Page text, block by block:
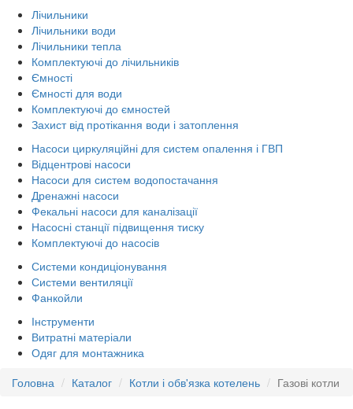
Лічильники
Лічильники води
Лічильники тепла
Комплектуючі до лічильників
Ємності
Ємності для води
Комплектуючі до ємностей
Захист від протікання води і затоплення
Насоси циркуляційні для систем опалення і ГВП
Відцентрові насоси
Насоси для систем водопостачання
Дренажні насоси
Фекальні насоси для каналізації
Насосні станції підвищення тиску
Комплектуючі до насосів
Системи кондиціонування
Системи вентиляції
Фанкойли
Інструменти
Витратні матеріали
Одяг для монтажника
Головна
Каталог Котли і обв'язка котелень Газові котли